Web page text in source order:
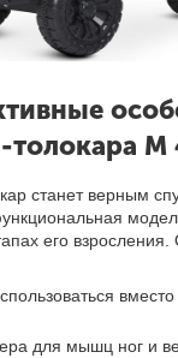
толокара
станет верным
его
для мышц ног и